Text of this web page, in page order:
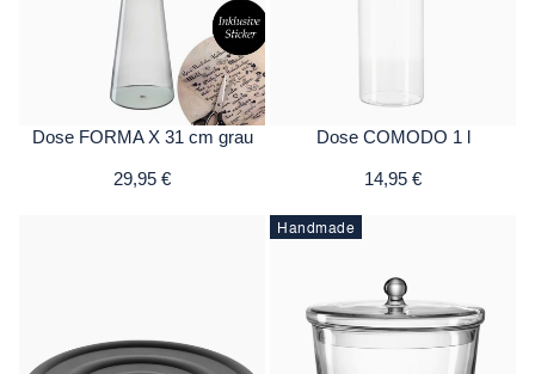
Dose FORMA X 31 cm grau
29,95 €
Dose COMODO 1 l
14,95 €
Handmade